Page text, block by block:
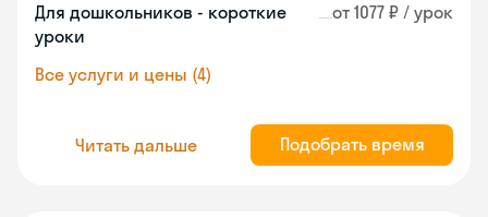
Для дошкольников - короткие
уроки
от 1077 ₽ / урок
Все услуги и цены (4)
Читать дальше Подобрать время